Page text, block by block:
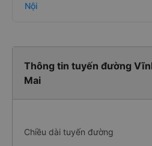
Nội
Thông tin tuyến đường
Mai
Chiều dài tuyến đường